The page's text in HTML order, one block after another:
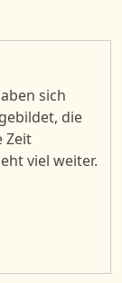
sich
die
Zeit
viel weiter.